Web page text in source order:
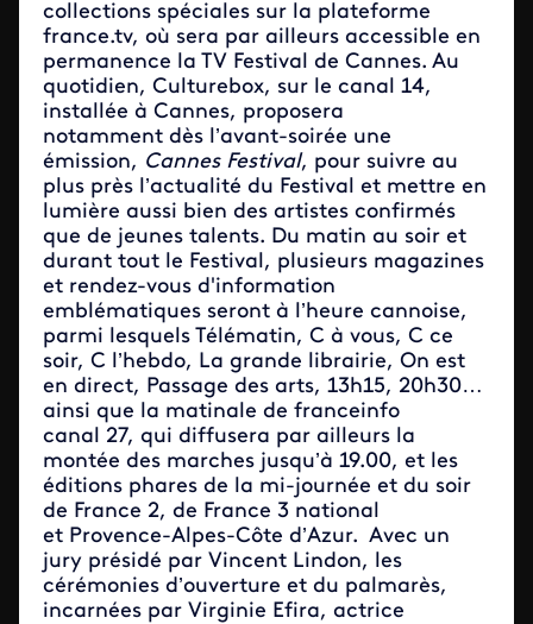
collections spéciales sur la plateforme
france.tv, où sera par ailleurs accessible en
permanence la TV Festival de Cannes. Au
quotidien, Culturebox, sur le canal 14,
installée à Cannes, proposera
notamment dès l’avant-soirée une
émission, Cannes Festival, pour suivre au
plus près l’actualité du Festival et mettre en
lumière aussi bien des artistes confirmés
que de jeunes talents. Du matin au soir et
durant tout le Festival, plusieurs magazines
et rendez-vous d'information
emblématiques seront à l’heure cannoise,
parmi lesquels Télématin, C à vous, C ce
soir, C l’hebdo, La grande librairie, On est
en direct, Passage des arts, 13h15, 20h30…
ainsi que la matinale de franceinfo
canal 27, qui diffusera par ailleurs la
montée des marches jusqu’à 19.00, et les
éditions phares de la mi-journée et du soir
de France 2, de France 3 national
et Provence-Alpes-Côte d’Azur. Avec un
jury présidé par Vincent Lindon, les
cérémonies d’ouverture et du palmarès,
incarnées par Virginie Efira, actrice